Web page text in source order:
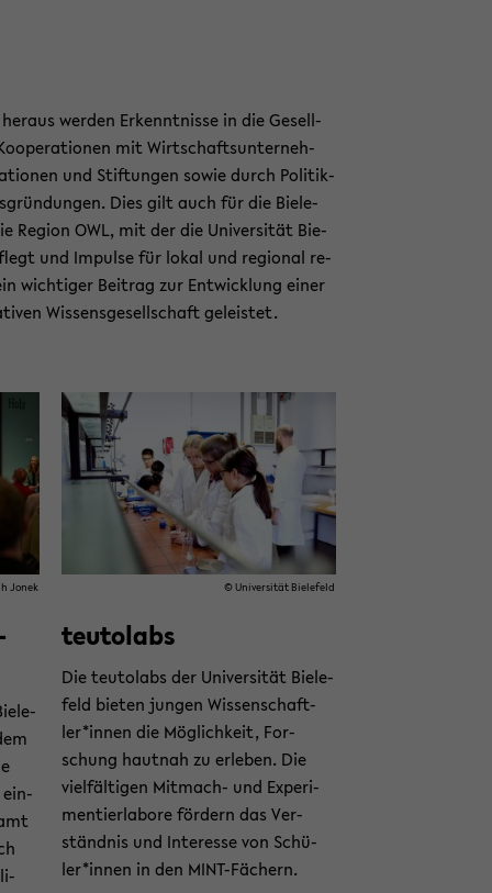
CHE
WECH­
SELN
wer­den Er­kennt­nis­se in die Ge­sell­
mit Wirt­schafts­un­ter­neh­
und Stif­tun­gen sowie durch Po­li­tik­
Dies gilt auch für die Bie­le­
Re­gi­on OWL, mit der die Uni­ver­si­tät Bie­
und Im­pul­se für lokal und re­gio­nal re­
wich­ti­ger Bei­trag zur Ent­wick­lung einer
Wis­sens­ge­sell­schaft ge­leis­tet.
Jonek
ein­
© Uni­ver­si­tät Bie­le­feld
teu­tol­abs
Die teu­tol­abs der Uni­ver­si­tät Bie­le­
feld bie­ten jun­gen Wis­sen­schaft­
ler*innen die Mög­lich­keit, For­
schung haut­nah zu er­le­ben. Die
viel­fäl­ti­gen Mitmach-​ und Ex­pe­ri­
men­tier­la­bo­re för­dern das Ver­
ständ­nis und In­ter­es­se von Schü­
ler*innen in den MINT-​Fächern.